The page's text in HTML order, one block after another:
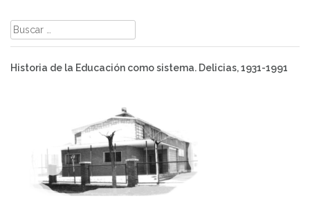
Buscar:
Historia de la Educación como sistema. Delicias, 1931-1991